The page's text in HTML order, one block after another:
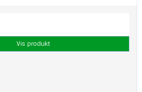
Vis produkt